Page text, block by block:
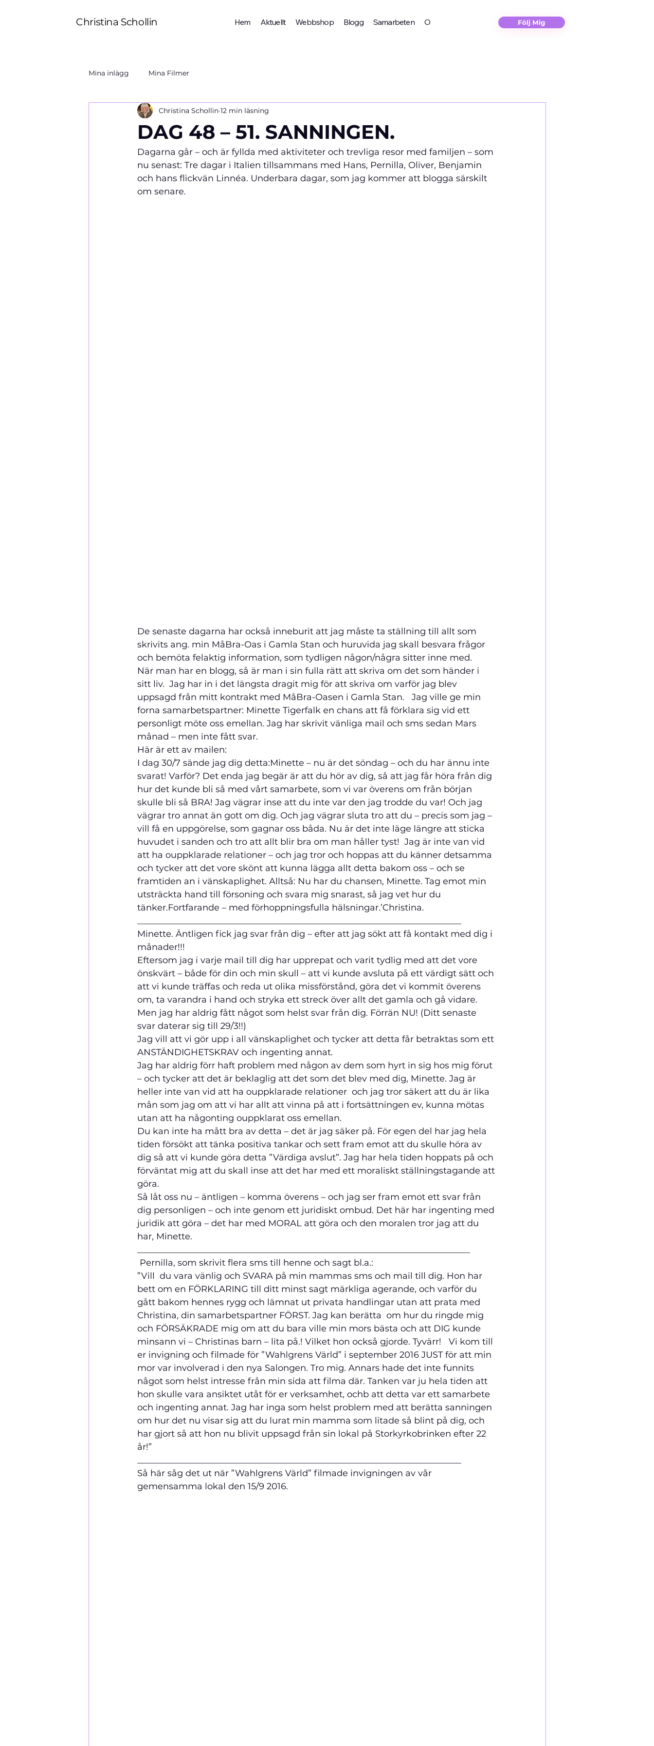
Christina Schollin Hem Aktuellt Webbshop Blogg Samarbeten Om Christina Kontakt Följ Mig
Mina inlägg Mina Filmer
DAG 48 – 51. SANNINGEN.
Christina Schollin 12 min läsning
Dagarna går – och är fyllda med aktiviteter och trevliga resor med familjen – som
nu senast: Tre dagar i Italien tillsammans med Hans, Pernilla, Oliver, Benjamin
och hans flickvän Linnéa. Underbara dagar, som jag kommer att blogga särskilt
om senare.
De senaste dagarna har också inneburit att jag måste ta ställning till allt som
skrivits ang. min MåBra-Oas i Gamla Stan och huruvida jag skall besvara frågor
och bemöta felaktig information, som tydligen någon/några sitter inne med.
När man har en blogg, så är man i sin fulla rätt att skriva om det som händer i
sitt liv.  Jag har in i det längsta dragit mig för att skriva om varför jag blev
uppsagd från mitt kontrakt med MåBra-Oasen i Gamla Stan. Jag ville ge min
forna samarbetspartner: Minette Tigerfalk en chans att få förklara sig vid ett
personligt möte oss emellan. Jag har skrivit vänliga mail och sms sedan Mars
månad – men inte fått svar.
Här är ett av mailen:
I dag 30/7 sände jag dig detta:Minette – nu är det söndag – och du har ännu inte
svarat! Varför? Det enda jag begär är att du hör av dig, så att jag får höra från dig
hur det kunde bli så med vårt samarbete, som vi var överens om från början
skulle bli så BRA! Jag vägrar inse att du inte var den jag trodde du var! Och jag
vägrar tro annat än gott om dig. Och jag vägrar sluta tro att du – precis som jag –
vill få en uppgörelse, som gagnar oss båda. Nu är det inte läge längre att sticka
huvudet i sanden och tro att allt blir bra om man håller tyst!  Jag är inte van vid
att ha ouppklarade relationer – och jag tror och hoppas att du känner detsamma
och tycker att det vore skönt att kunna lägga allt detta bakom oss – och se
framtiden an i vänskaplighet. Alltså: Nu har du chansen, Minette. Tag emot min
utsträckta hand till försoning och svara mig snarast, så jag vet hur du
tänker.Fortfarande – med förhoppningsfulla hälsningar.’Christina.
Minette. Äntligen fick jag svar från dig – efter att jag sökt att få kontakt med dig i
månader!!!
Eftersom jag i varje mail till dig har upprepat och varit tydlig med att det vore
önskvärt – både för din och min skull – att vi kunde avsluta på ett värdigt sätt och
att vi kunde träffas och reda ut olika missförstånd, göra det vi kommit överens
om, ta varandra i hand och stryka ett streck över allt det gamla och gå vidare.
Men jag har aldrig fått något som helst svar från dig. Förrän NU! (Ditt senaste
svar daterar sig till 29/3!!)
Jag vill att vi gör upp i all vänskaplighet och tycker att detta får betraktas som ett
ANSTÄNDIGHETSKRAV och ingenting annat.
Jag har aldrig förr haft problem med någon av dem som hyrt in sig hos mig förut
– och tycker att det är beklaglig att det som det blev med dig, Minette. Jag är
heller inte van vid att ha ouppklarade relationer  och jag tror säkert att du är lika
mån som jag om att vi har allt att vinna på att i fortsättningen ev, kunna mötas
utan att ha någonting ouppklarat oss emellan.
Du kan inte ha mått bra av detta – det är jag säker på. För egen del har jag hela
tiden försökt att tänka positiva tankar och sett fram emot att du skulle höra av
dig så att vi kunde göra detta ”Värdiga avslut”. Jag har hela tiden hoppats på och
förväntat mig att du skall inse att det har med ett moraliskt ställningstagande att
göra.
Så låt oss nu – äntligen – komma överens – och jag ser fram emot ett svar från
dig personligen – och inte genom ett juridiskt ombud. Det här har ingenting med
juridik att göra – det har med MORAL att göra och den moralen tror jag att du
har, Minette.
Pernilla, som skrivit flera sms till henne och sagt bl.a.:
”Vill  du vara vänlig och SVARA på min mammas sms och mail till dig. Hon har
bett om en FÖRKLARING till ditt minst sagt märkliga agerande, och varför du
gått bakom hennes rygg och lämnat ut privata handlingar utan att prata med
Christina, din samarbetspartner FÖRST. Jag kan berätta  om hur du ringde mig
och FÖRSÄKRADE mig om att du bara ville min mors bästa och att DIG kunde
minsann vi – Christinas barn – lita på.! Vilket hon också gjorde. Tyvärr!
Vi kom till
er invigning och filmade för ”Wahlgrens Värld” i september 2016 JUST för att min
mor var involverad i den nya Salongen. Tro mig. Annars hade det inte funnits
något som helst intresse från min sida att filma där. Tanken var ju hela tiden att
hon skulle vara ansiktet utåt för er verksamhet, ochb att detta var ett samarbete
och ingenting annat. Jag har inga som helst problem med att berätta sanningen
om hur det nu visar sig att du lurat min mamma som litade så blint på dig, och
har gjort så att hon nu blivit uppsagd från sin lokal på Storkyrkobrinken efter 22
år!”
Så här såg det ut när ”Wahlgrens Värld” filmade invigningen av vår
gemensamma lokal den 15/9 2016.